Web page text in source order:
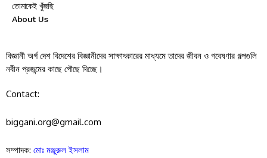
তোমাকেই খুঁজছি
About Us
বিজ্ঞানী অর্গ দেশ বিদেশের বিজ্ঞানীদের সাক্ষাৎকারের মাধ্যমে তাদের জীবন ও গবেষণার গল্পগুলি
নবীন প্রজন্মের কাছে পৌছে দিচ্ছে।
Contact:
biggani.org@gmail.com
সম্পাদক: মোঃ মঞ্জুরুল ইসলাম